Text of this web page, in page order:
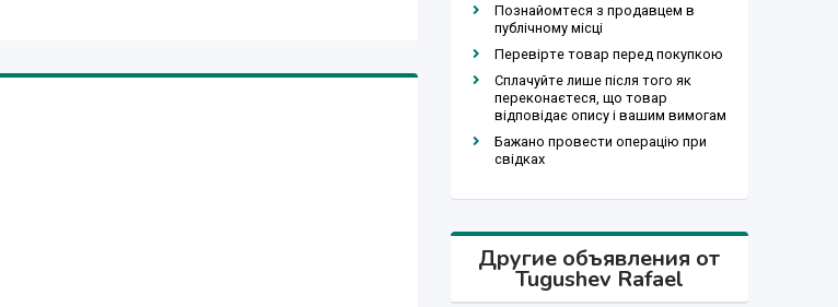
Познайомтеся з продавцем в
публічному місці
Перевірте товар перед покупкою
Сплачуйте лише після того як
переконаєтеся, що товар
відповідає опису і вашим вимогам
Бажано провести операцію при
свідках
Другие объявления от
Tugushev Rafael